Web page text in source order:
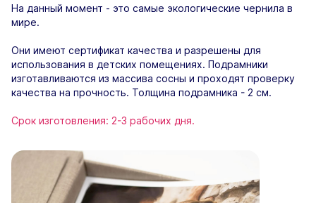
На данный момент - это самые экологические чернила в
мире.
Они имеют сертификат качества и разрешены для
использования в детских помещениях. Подрамники
изготавливаются из массива сосны и проходят проверку
качества на прочность. Толщина подрамника - 2 см.
Срок изготовления: 2-3 рабочих дня.